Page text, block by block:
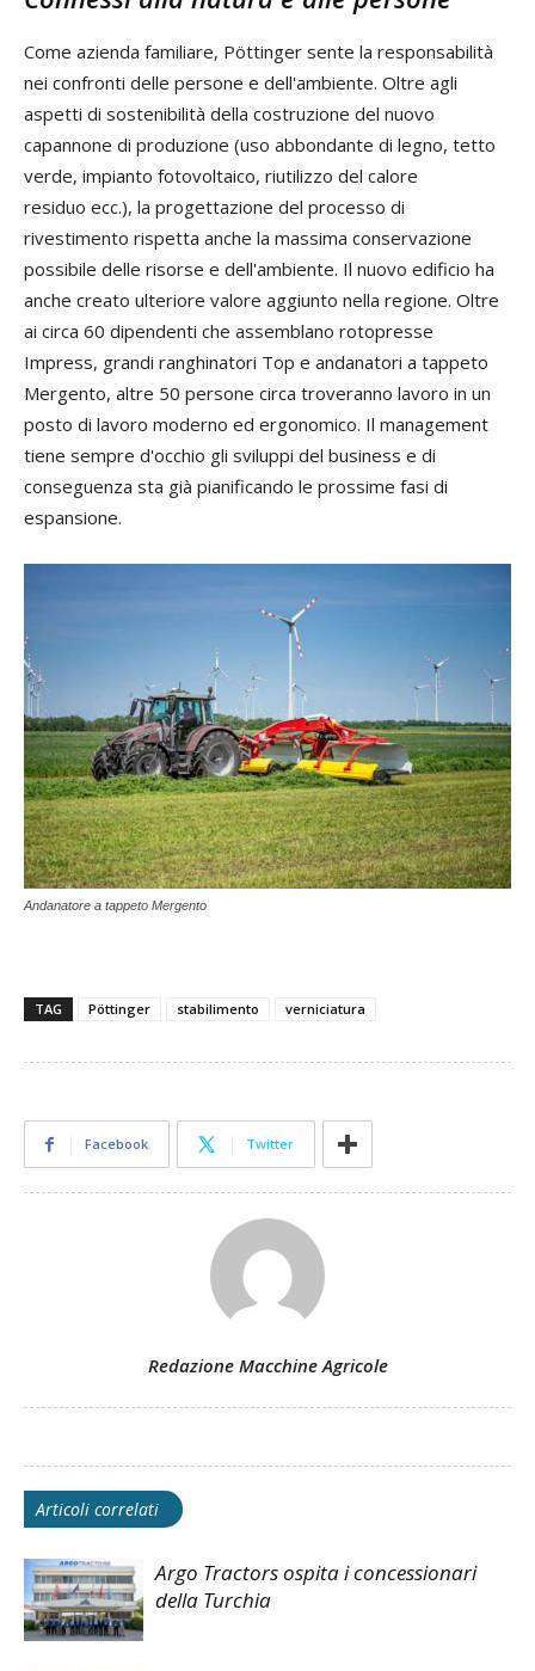
Come azienda familiare, Pöttinger sente la responsabilità
nei confronti delle persone e dell'ambiente. Oltre agli
aspetti di sostenibilità della costruzione del nuovo
capannone di produzione (uso abbondante di legno, tetto
verde, impianto fotovoltaico, riutilizzo del calore
residuo ecc.), la progettazione del processo di
rivestimento rispetta anche la massima conservazione
possibile delle risorse e dell'ambiente. Il nuovo edificio ha
anche creato ulteriore valore aggiunto nella regione. Oltre
ai circa 60 dipendenti che assemblano rotopresse
Impress, grandi ranghinatori Top e andanatori a tappeto
Mergento, altre 50 persone circa troveranno lavoro in un
posto di lavoro moderno ed ergonomico. Il management
tiene sempre d'occhio gli sviluppi del business e di
conseguenza sta già pianificando le prossime fasi di
espansione.
Andanatore a tappeto Mergento
TAG Pöttinger stabilimento verniciatura
Facebook Twitter
Redazione Macchine Agricole
Articoli correlati
Argo Tractors ospita i concessionari
della Turchia